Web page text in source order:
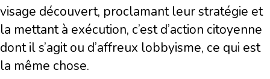
visage découvert, proclamant leur stratégie et
la mettant à exécution, c’est d’action citoyenne
dont il s’agit ou d’affreux lobbyisme, ce qui est
la même chose.